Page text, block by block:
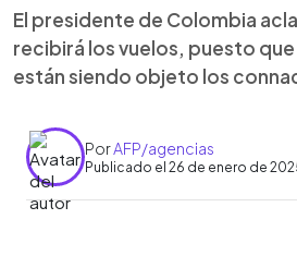
El presidente de Colombia
recibirá los vuelos, puesto
están siendo objeto los
PorAFP/agencias
Publicado el 26 de enero de